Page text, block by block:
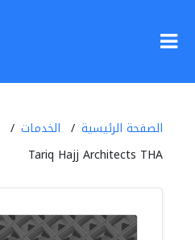
الصفحة الرئيسية الخدمات
Tariq Hajj Architects THA